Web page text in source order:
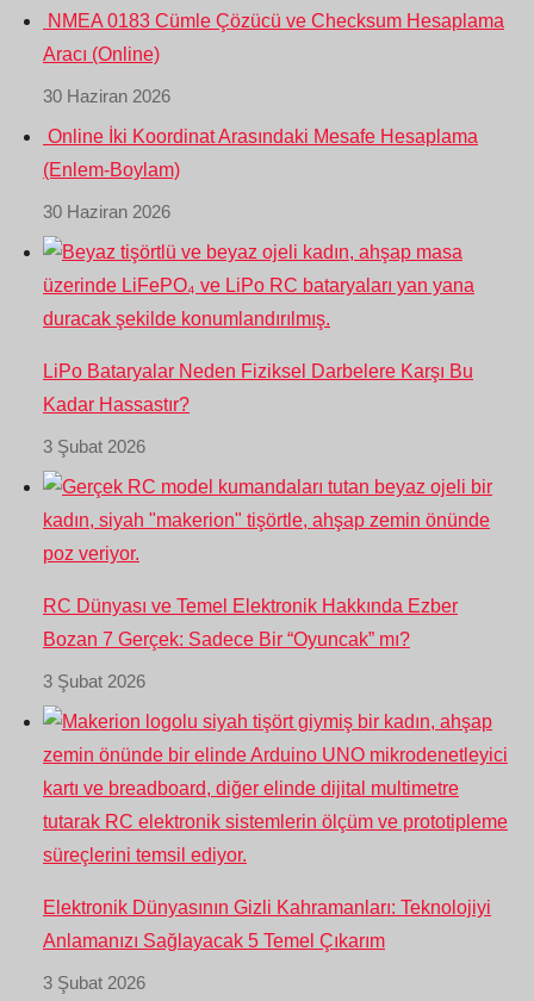
NMEA 0183 Cümle Çözücü ve Checksum Hesaplama
Aracı (Online)
30 Haziran 2026
Online İki Koordinat Arasındaki Mesafe Hesaplama
(Enlem-Boylam)
30 Haziran 2026
LiPo Bataryalar Neden Fiziksel Darbelere Karşı Bu
Kadar Hassastır?
3 Şubat 2026
RC Dünyası ve Temel Elektronik Hakkında Ezber
Bozan 7 Gerçek: Sadece Bir “Oyuncak” mı?
3 Şubat 2026
Elektronik Dünyasının Gizli Kahramanları: Teknolojiyi
Anlamanızı Sağlayacak 5 Temel Çıkarım
3 Şubat 2026